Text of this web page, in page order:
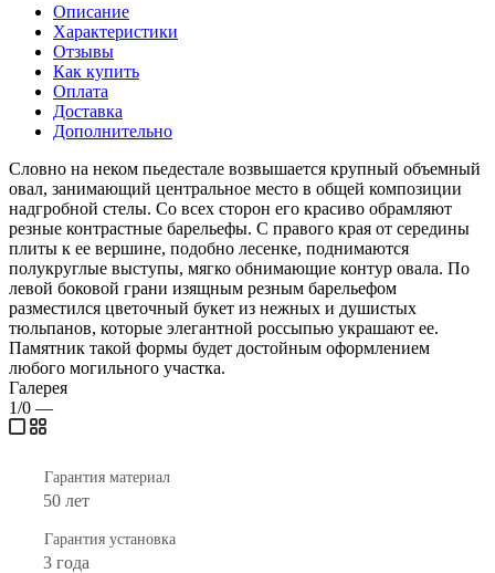
Описание
Характеристики
Отзывы
Как купить
Оплата
Доставка
Дополнительно
Словно на неком пьедестале возвышается крупный объемный
овал, занимающий центральное место в общей композиции
надгробной стелы. Со всех сторон его красиво обрамляют
резные контрастные барельефы. С правого края от середины
плиты к ее вершине, подобно лесенке, поднимаются
полукруглые выступы, мягко обнимающие контур овала. По
левой боковой грани изящным резным барельефом
разместился цветочный букет из нежных и душистых
тюльпанов, которые элегантной россыпью украшают ее.
Памятник такой формы будет достойным оформлением
любого могильного участка.
Галерея
1/0 —
Гарантия материал
50 лет
Гарантия установка
3 года